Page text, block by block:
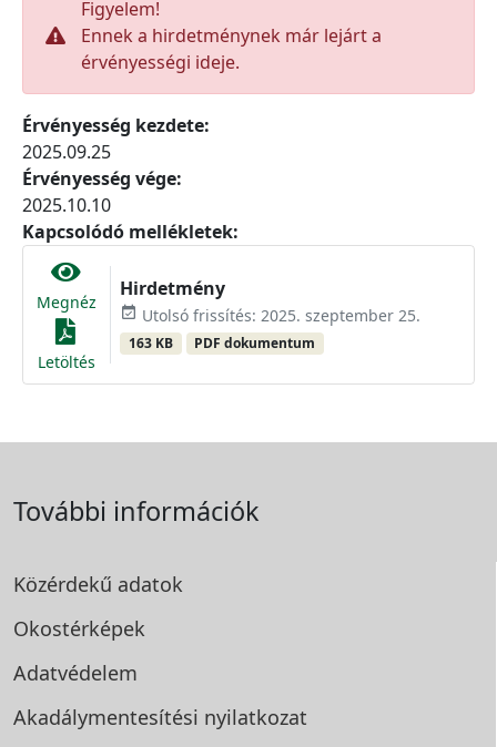
Figyelem!
Ennek a hirdetménynek már lejárt a
érvényességi ideje.
Érvényesség kezdete:
2025.09.25
Érvényesség vége:
2025.10.10
Kapcsolódó mellékletek:
Megnéz
Letöltés
Hirdetmény
event_available Utolsó frissítés: 2025. szeptember 25.
163 KB PDF dokumentum
További információk
Közérdekű adatok
Okostérképek
Adatvédelem
Akadálymentesítési nyilatkozat